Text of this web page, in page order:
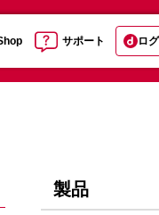
サポート ロ
製品